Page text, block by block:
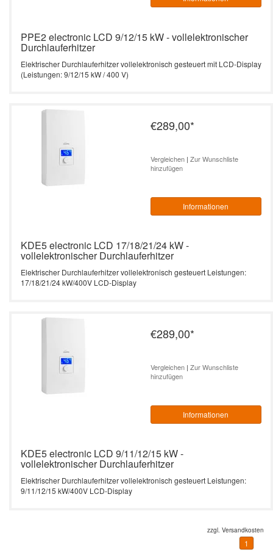
PPE2 electronic LCD 9/12/15 kW - vollelektronischer
Durchlauferhitzer
Elektrischer Durchlauferhitzer vollelektronisch gesteuert mit LCD-Display
(Leistungen: 9/12/15 kW / 400 V)
€289,00*
Vergleichen| Zur Wunschliste
hinzufügen
Informationen
KDE5 electronic LCD 17/18/21/24 kW -
vollelektronischer Durchlauferhitzer
Elektrischer Durchlauferhitzer vollelektronisch gesteuert Leistungen:
17/18/21/24 kW/400V LCD-Display
€289,00*
Vergleichen| Zur Wunschliste
hinzufügen
Informationen
KDE5 electronic LCD 9/11/12/15 kW -
vollelektronischer Durchlauferhitzer
Elektrischer Durchlauferhitzer vollelektronisch gesteuert Leistungen:
9/11/12/15 kW/400V LCD-Display
zzgl. Versandkosten
1